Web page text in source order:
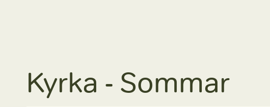
Kyrka - Sommar